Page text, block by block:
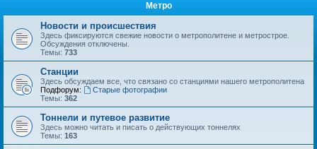
Метро
Новости и происшествия
Здесь фиксируются свежие новости о метрополитене и метрострое.
Обсуждения отключены.
Темы: 733
Станции
Здесь обсуждаем все, что связано со станциями нашего метрополитена
Подфорум:
Старые фотографии
Темы: 362
Тоннели и путевое развитие
Здесь можно читать и писать о действующих тоннелях
Темы: 163